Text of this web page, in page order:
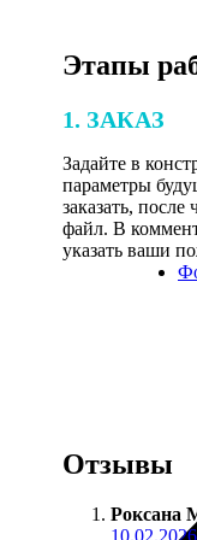
Этапы
1. ЗАКАЗ
Задайте в
параметры
заказать,
файл. В
указать ваши
Отзывы
Роксана